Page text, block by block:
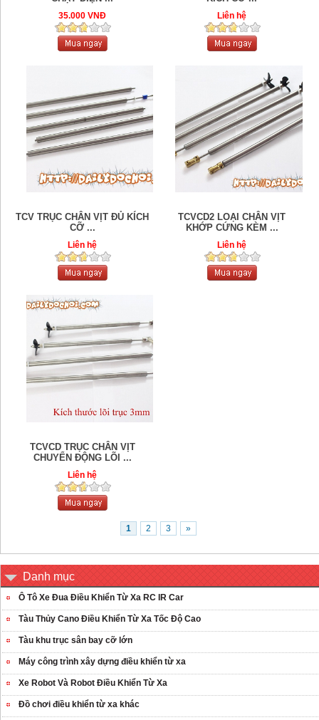
35.000 VNĐ Liên hệ
TCV TRỤC CHÂN VỊT ĐỦ KÍCH
CỠ ...
Liên hệ
TCVCD2 LOẠI CHÂN VỊT
KHỚP CỨNG KÈM ...
Liên hệ
TCVCD TRỤC CHÂN VỊT
CHUYỂN ĐỘNG LÕI ...
Liên hệ
1 2 3 »
Danh mục
Ô Tô Xe Đua Điều Khiển Từ Xa RC IR Car
Tàu Thủy Cano Điều Khiển Từ Xa Tốc Độ Cao
Tàu khu trục sân bay cỡ lớn
Máy công trình xây dựng điều khiển từ xa
Xe Robot Và Robot Điều Khiển Từ Xa
Đồ chơi điều khiển từ xa khác